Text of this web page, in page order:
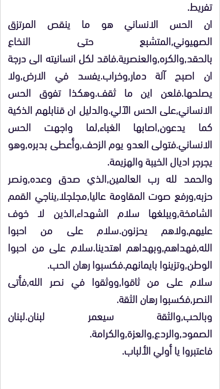
تفريط.
ان الحس الانساني هو ما ينقص المرتزق
الصهيوني,المتشبع حتى النخاع
بالحقد,والكره,والعنصرية.فاقد لكل انسانيته الى درجة
ان اصبح آلة دمار,وخراب.يفسد في الارض,ولا
يصلحها.فلعن اين ما ثقف.وهكذا تفوق الحس
الانساني,على الحس الآلي.والدليل ان قنابلهم الذكية
كما يدعون,اصابها الغباء,لما واجهت الحس
الانساني.فتولى العدو يوم الزحف,وأعطى بدبره,وهو
يجرجر اديال الخيبة والهزيمة.
والحمد لله رب العالمين,الذي صدق وعده,ونصر
حزبه,ورفع صوت المقاومة عاليا,مجلجلا,يناجي القمم
الشامخة,ويبلغها سلام الشهداء,الذين لا خوف
عليهم,ولاهم يحزنون.سلام على من احبوا
الله,فهداهم,وبهداهم اهتدينا.سلام على من احبوا
الوطن,وتزينوا بايمانهم.فكسبوا رهان الحب.
سلام على من ثاقوا,ووثقوا في نصر الله,فأتى
النصر,فكسبوا رهان الثقة.
وبالحب,والثقة سيعمر لبنان.لبنان
الصمود,والردع,والعزة,والكرامة.
فاعتبروا يا أولي الألباب.